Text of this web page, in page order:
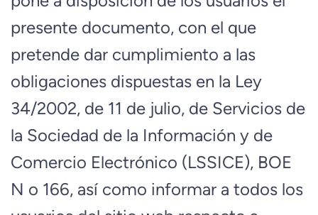
presente documento, con el que
pretende dar cumplimiento a las
obligaciones dispuestas en la Ley
34/2002, de 11 de julio, de Servicios de
la Sociedad de la Información y de
Comercio Electrónico (LSSICE), BOE
N o 166, así como informar a todos los